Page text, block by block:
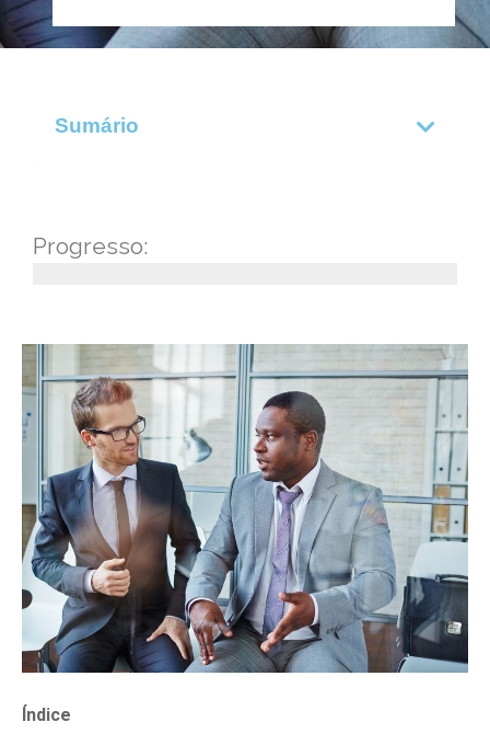
Sumário
Progresso:
Índice